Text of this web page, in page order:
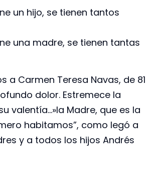
un hijo, se tienen tantos
una madre, se tienen tantas
a Carmen Teresa Navas, de 81
dolor. Estremece la
valentía…»la Madre, que es la
habitamos”, como legó a
y a todos los hijos Andrés